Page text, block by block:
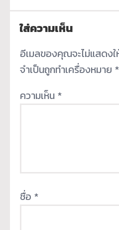
ใส่ความเห็น
อีเมลของคุณจะไม่แสดง
จำเป็นถูกทำเครื่องหมาย *
ความเห็น *
ชื่อ *